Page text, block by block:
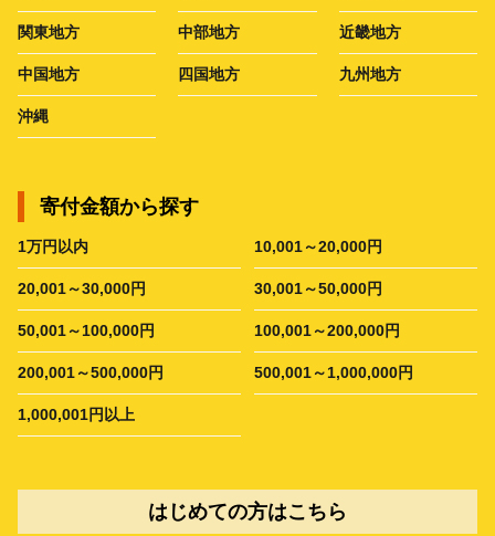
関東地方 中部地方 近畿地方
中国地方 四国地方 九州地方
沖縄
寄付金額から探す
1万円以内 10,001～20,000円
20,001～30,000円 30,001～50,000円
50,001～100,000円 100,001～200,000円
200,001～500,000円 500,001～1,000,000円
1,000,001円以上
はじめての方はこちら